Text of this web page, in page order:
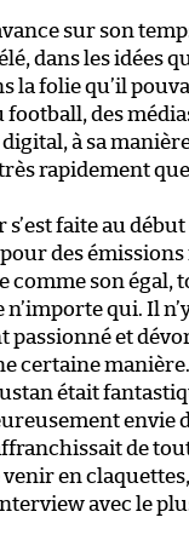
sur son
dans les idées
la folie qu’il
des
à sa
rapidement
faite au
des
comme son égal,
qui. Il
passionné et
certaine manière.
était
envie
de
venir en
avec le